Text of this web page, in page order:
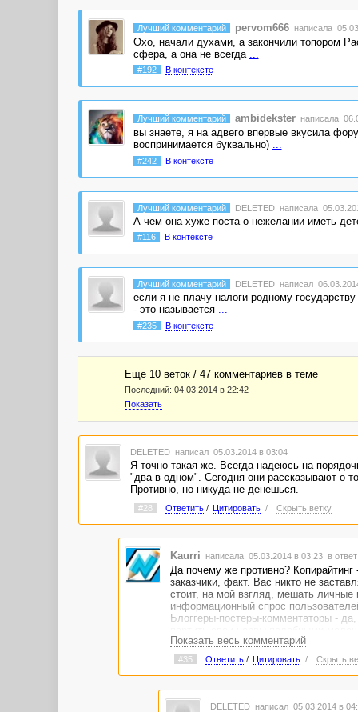
Лучший комментарий pervom666 написала
Охо, начали духами, а закончили топором
сфера, а она не всегда
#192 В контексте
Лучший комментарий ambidekster написала
вы знаете, я на адвего впервые вкусила
воспринимается буквально) ...
#242 В контексте
Лучший комментарий DELETED написала
А чем она хуже поста о нежелании иметь
#116 В контексте
Лучший комментарий DELETED написал
если я не плачу налоги родному
- это называется ...
#235 В контексте
Еще 10 веток / 47 комментариев в темe
Последний: 04.03.2014 в 22:42
Показать
DELETED написал 05.03.2014 в 03:04
Я точно такая же. Всегда надеюсь на
"два в одном". Сегодня они рассказывают о
Противно, но никуда не денешься.
#28 Ответить/ Цитировать / Скрыть ветку
Kaurri написала 05.03.2014 в 03:23 в
Да почему же противно?
заказчики, факт. Вас никто не
стоит, на мой взгляд, мешать
информационный спрос
Блоггеры-постеры-комментаторы -
Показать весь комментарий
#35 Ответить/ Цитировать / Скрыть
DELETED написал 05.03.2014 в